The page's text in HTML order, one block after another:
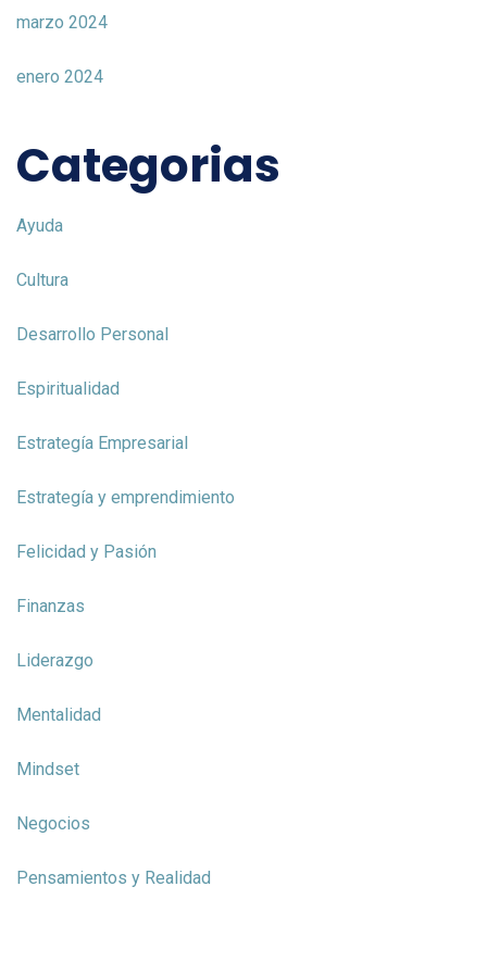
marzo 2024
enero 2024
Categorias
Ayuda
Cultura
Desarrollo Personal
Espiritualidad
Estrategía Empresarial
Estrategía y emprendimiento
Felicidad y Pasión
Finanzas
Liderazgo
Mentalidad
Mindset
Negocios
Pensamientos y Realidad